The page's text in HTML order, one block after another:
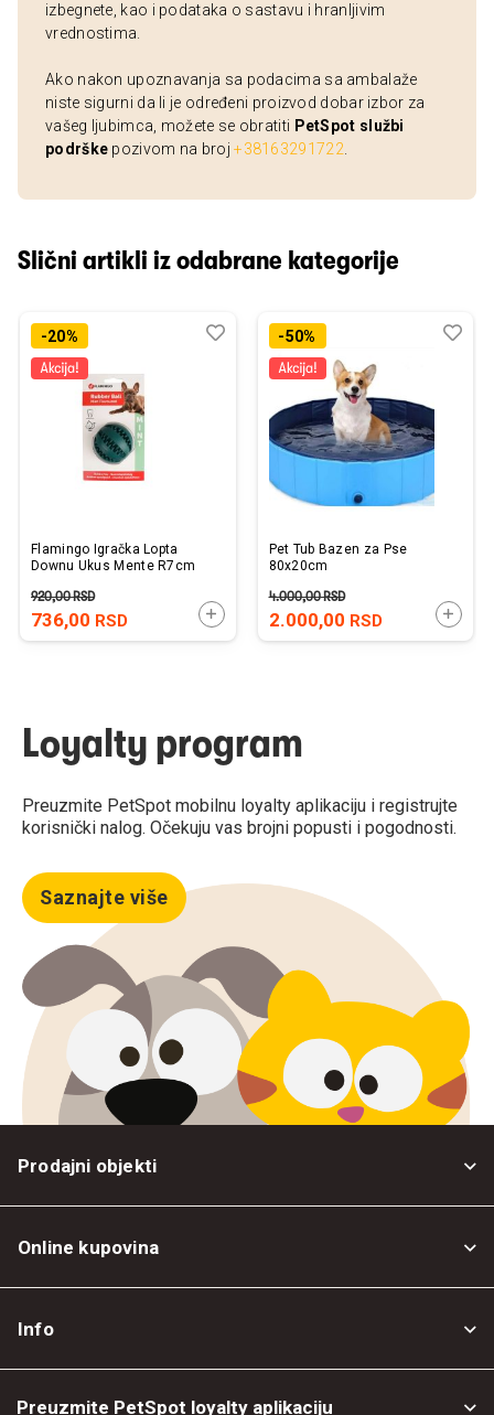
izbegnete, kao i podataka o sastavu i hranljivim
vrednostima.
Ako nakon upoznavanja sa podacima sa ambalaže
niste sigurni da li je određeni proizvod dobar izbor za
vašeg ljubimca, možete se obratiti PetSpot službi
podrške pozivom na broj+38163291722
Slični artikli iz odabrane kategorije
-20%
Flamingo Igračka Lopta
Downu Ukus Mente R7cm
736,00 RSD
920,00RSD
DODAJTE U KORPU
Dodaj
Uporedi-50%
Pet Tub Bazen za Pse
80x20cm
2.000,00 RSD
4.000,00RSD
Loyalty program
Preuzmite PetSpot mobilnu loyalty aplikaciju i registrujte
korisnički nalog. Očekuju vas brojni popusti i pogodnosti.
Saznajte više
Prodajni objekti
Online kupovina
Info
Preuzmite PetSpot loyalty aplikaciju